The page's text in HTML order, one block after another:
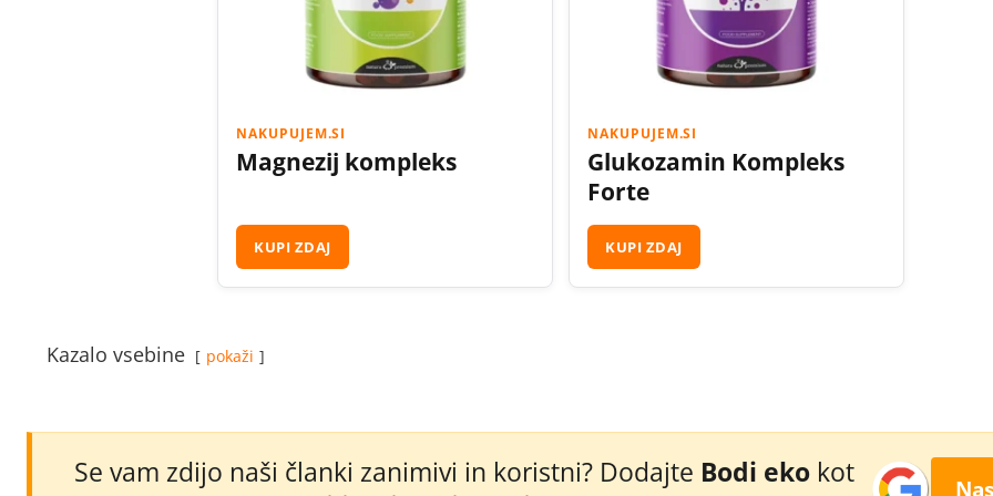
NAKUPUJEM.SI
Magnezij kompleks
KUPI ZDAJ
NAKUPUJEM.SI
Glukozamin Kompleks
Forte
KUPI ZDAJ
Kazalo vsebine pokaži
Se vam zdijo naši članki zanimivi in koristni? Dodajte Bodi eko kot